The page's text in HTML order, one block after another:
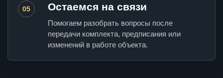
05 Остаемся на связи
Помогаем разобрать вопросы после
передачи комплекта, предписания или
изменений в работе объекта.